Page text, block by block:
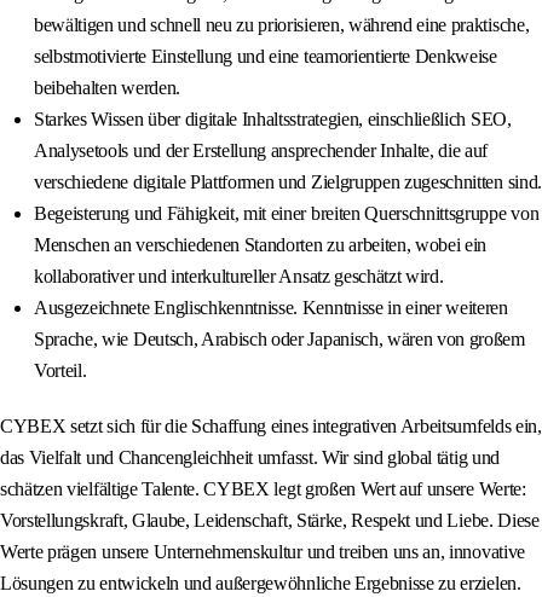
bewältigen und schnell neu zu priorisieren, während eine praktische,
selbstmotivierte Einstellung und eine teamorientierte Denkweise
beibehalten werden.
Starkes Wissen über digitale Inhaltsstrategien, einschließlich SEO,
Analysetools und der Erstellung ansprechender Inhalte, die auf
verschiedene digitale Plattformen und Zielgruppen zugeschnitten sind.
Begeisterung und Fähigkeit, mit einer breiten Querschnittsgruppe von
Menschen an verschiedenen Standorten zu arbeiten, wobei ein
kollaborativer und interkultureller Ansatz geschätzt wird.
Ausgezeichnete Englischkenntnisse. Kenntnisse in einer weiteren
Sprache, wie Deutsch, Arabisch oder Japanisch, wären von großem
Vorteil.
CYBEX setzt sich für die Schaffung eines integrativen Arbeitsumfelds ein,
das Vielfalt und Chancengleichheit umfasst. Wir sind global tätig und
schätzen vielfältige Talente. CYBEX legt großen Wert auf unsere Werte:
Vorstellungskraft, Glaube, Leidenschaft, Stärke, Respekt und Liebe. Diese
Werte prägen unsere Unternehmenskultur und treiben uns an, innovative
Lösungen zu entwickeln und außergewöhnliche Ergebnisse zu erzielen.